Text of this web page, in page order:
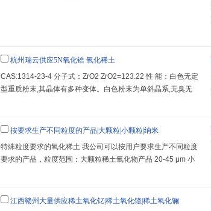
杭州瑞云供应5N氧化锆 氧化稀土
CAS:1314-23-4 分子式：ZrO2 ZrO2=123.22 性 能：白色无定
型重质粉末,其晶体有多种变体。白色粉末为单斜晶系,无臭无
应锆酸盐,化学性能稳定。？用 途：广泛用于原子能工业、国防
按要求生产不同粒度的产品|大颗粒|小颗粒|纳米
特殊粒度要求的氧化稀土 我公司可以按用户要求生产不同粒度
要求的产品，粒度范围：大颗粒稀土氧化物产品 20-45 μm 小
江西赣州大量供应稀土氧化钇|稀土氧化镱|稀土氧化镧